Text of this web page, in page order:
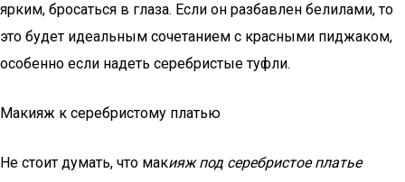
ярким, бросаться в глаза. Если он разбавлен белилами, то
это будет идеальным сочетанием с красными пиджаком,
особенно если надеть серебристые туфли.
Макияж к серебристому платью
Не стоит думать, что макияж под серебристое платье